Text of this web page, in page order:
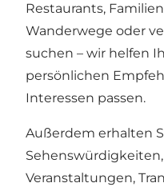
Restaurants,
Wanderwege oder
suchen – wir helfen
persönlichen
Interessen passen.
Außerdem erhalten
Veranstaltungen,